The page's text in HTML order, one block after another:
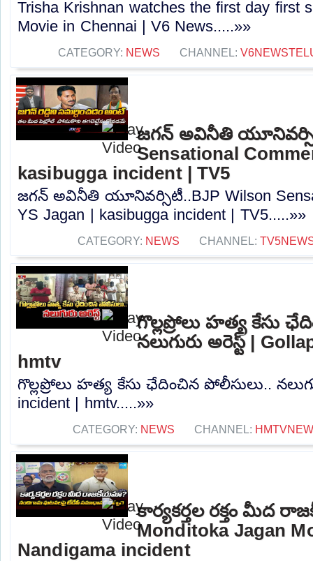
Trisha Krishnan watches the first day first
Movie in Chennai | V6 News.....»»
CATEGORY: NEWS CHANNEL:
జగన్ అవినీతి
Sensational
kasibugga incident | TV5
జగన్ అవినీతి యూనివర్సిటీ..BJP Wilson
YS Jagan | kasibugga incident | TV5.....»»
CATEGORY: NEWS CHANNEL:
గొల్లప్రోలు హత్య కేసు
నలుగురు అరెస్ట్ |
hmtv
గొల్లప్రోలు హత్య కేసు ఛేదించిన పోలీసులు..
incident | hmtv.....»»
CATEGORY: NEWS CHANNEL:
కార్యకర్తల రక్తం మీద
Monditoka Jagan
Nandigama incident